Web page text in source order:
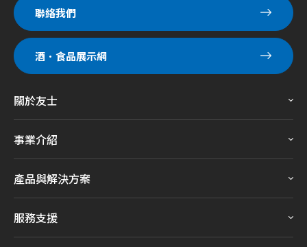
聯絡我們
酒．食品展示網
關於友士
事業介紹
產品與解決方案
服務支援